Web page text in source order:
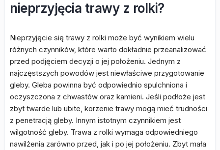
nieprzyjęcia trawy z rolki?
Nieprzyjęcie się trawy z rolki może być wynikiem wielu
różnych czynników, które warto dokładnie przeanalizować
przed podjęciem decyzji o jej położeniu. Jednym z
najczęstszych powodów jest niewłaściwe przygotowanie
gleby. Gleba powinna być odpowiednio spulchniona i
oczyszczona z chwastów oraz kamieni. Jeśli podłoże jest
zbyt twarde lub ubite, korzenie trawy mogą mieć trudności
z penetracją gleby. Innym istotnym czynnikiem jest
wilgotność gleby. Trawa z rolki wymaga odpowiedniego
nawilżenia zarówno przed, jak i po jej położeniu. Zbyt mała